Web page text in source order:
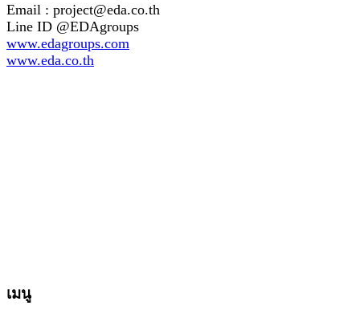
Email : project@eda.co.th
Line ID @EDAgroups
www.edagroups.com
www.eda.co.th
เมนู